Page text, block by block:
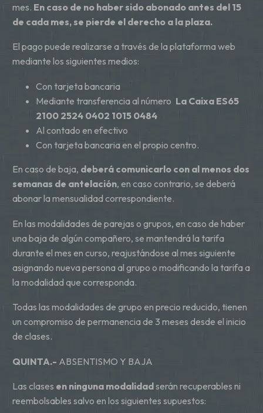
mes. En caso de no haber sido abonado antes del 15
de cada mes, se pierde el derecho a la plaza.
El pago puede realizarse a través de la plataforma web
mediante los siguientes medios:
Con tarjeta bancaria
Mediante transferencia al número La Caixa ES65
2100 2524 0402 1015 0484
Al contado en efectivo
Con tarjeta bancaria en el propio centro.
En caso de baja, deberá comunicarlo con al menos dos
semanas de antelación, en caso contrario, se deberá
abonar la mensualidad correspondiente.
En las modalidades de parejas o grupos, en caso de haber
una baja de algún compañero, se mantendrá la tarifa
durante el mes en curso, reajustándose al mes siguiente
asignando nueva persona al grupo o modificando la tarifa a
la modalidad que corresponda.
Todas las modalidades de grupo en precio reducido, tienen
un compromiso de permanencia de 3 meses desde el inicio
de clases.
QUINTA.- ABSENTISMO Y BAJA
Las clases en ninguna modalidadserán recuperables ni
reembolsables salvo en los siguientes supuestos: